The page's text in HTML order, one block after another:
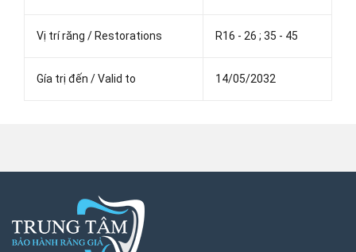
Vị trí răng / Restorations R16 - 26 ; 35 - 45
Gía trị đến / Valid to 14/05/2032